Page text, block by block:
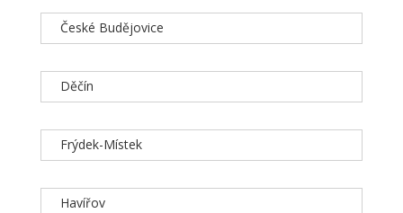
České Budějovice
Děčín
Frýdek-Místek
Havířov